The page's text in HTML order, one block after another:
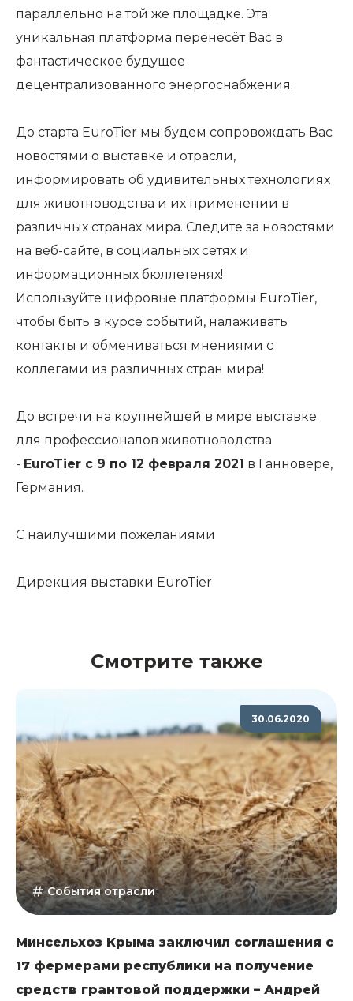
параллельно на той же площадке. Эта
уникальная платформа перенесёт Вас в
фантастическое будущее
децентрализованного энергоснабжения.
До старта EuroTier мы будем сопровождать Вас
новостями о выставке и отрасли,
информировать об удивительных технологиях
для животноводства и их применении в
различных странах мира. Следите за новостями
на веб-сайте, в социальных сетях и
информационных бюллетенях!
Используйте цифровые платформы EuroTier,
чтобы быть в курсе событий, налаживать
контакты и обмениваться мнениями с
коллегами из различных стран мира!
До встречи на крупнейшей в мире выставке
для профессионалов животноводства
- EuroTier с 9 по 12 февраля 2021 в Ганновере,
Германия.
С наилучшими пожеланиями
Дирекция выставки EuroTier
Смотрите также
30.06.2020
События отрасли
Минсельхоз Крыма заключил соглашения с
17 фермерами республики на получение
средств грантовой поддержки – Андрей